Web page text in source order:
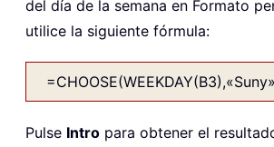
del día de la semana en Formato
utilice la siguiente fórmula:
Pulse Intro para obtener el